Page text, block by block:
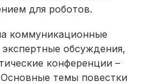
для роботов.
коммуникационные
обсуждения,
конференции –
темы повестки